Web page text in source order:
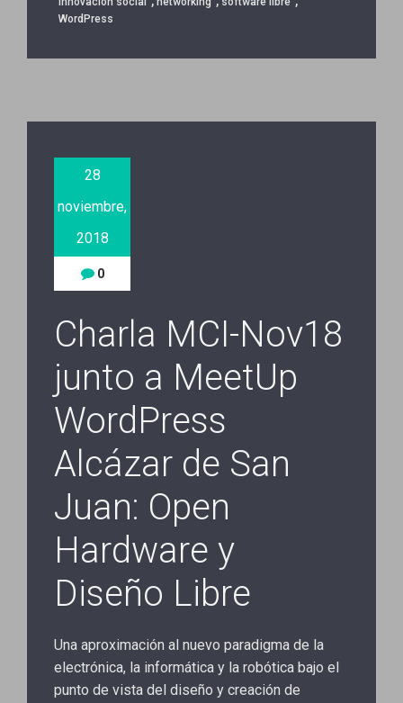
WordPress
28
noviembre,
2018
0
Charla MCI-Nov18
junto a MeetUp
WordPress
Alcázar de San
Juan: Open
Hardware y
Diseño Libre
Una aproximación al nuevo paradigma de la
electrónica, la informática y la robótica bajo el
punto de vista del diseño y creación de